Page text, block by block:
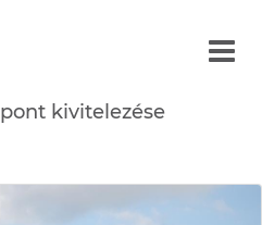
kivitelezése